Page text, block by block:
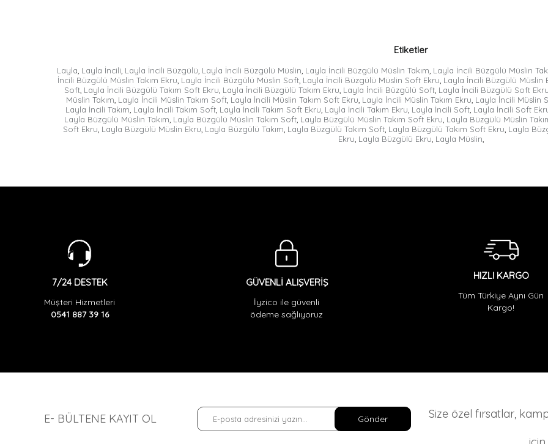
Etiketler
Layla, Layla İncili, Layla İncili Büzgülü, Layla İncili Büzgülü Müslin, Layla İncili Büzgülü Müslin Takım, Layla İncili Büzgülü Müslin
İncili Büzgülü Müslin Takım Ekru, Layla İncili Büzgülü Müslin Soft, Layla İncili Büzgülü Müslin Soft Ekru, Layla İncili Büzgülü Müslin
Soft, Layla İncili Büzgülü Takım Soft Ekru, Layla İncili Büzgülü Takım Ekru, Layla İncili Büzgülü Soft, Layla İncili Büzgülü Soft
Müslin Takım, Layla İncili Müslin Takım Soft, Layla İncili Müslin Takım Soft Ekru, Layla İncili Müslin Takım Ekru, Layla İncili Müslin
Layla İncili Takım, Layla İncili Takım Soft, Layla İncili Takım Soft Ekru, Layla İncili Takım Ekru, Layla İncili Soft, Layla İncili Soft
Layla Büzgülü Müslin Takım, Layla Büzgülü Müslin Takım Soft, Layla Büzgülü Müslin Takım Soft Ekru, Layla Büzgülü Müslin
Soft Ekru, Layla Büzgülü Müslin Ekru, Layla Büzgülü Takım, Layla Büzgülü Takım Soft, Layla Büzgülü Takım Soft Ekru, Layla
Ekru, Layla Büzgülü Ekru, Layla Müslin,
7/24 DESTEK
Müşteri Hizmetleri
0541 887 39 16
GÜVENLİ ALIŞVERİŞ
İyzico ile güvenli
ödeme sağlıyoruz
HIZLI KARGO
Tüm Türkiye Aynı Gün
Kargo!
E- BÜLTENE KAYIT OL Gönder
Size özel fırsatlar,